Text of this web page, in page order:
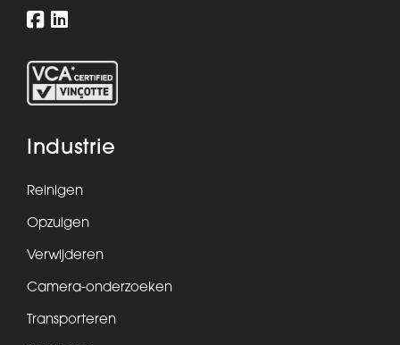
Industrie
Reinigen
Opzuigen
Verwijderen
Camera-onderzoeken
Transporteren